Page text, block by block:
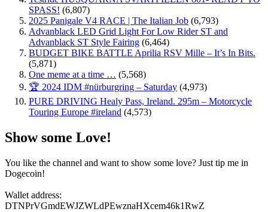
SPASS! (6,807)
2025 Panigale V4 RACE | The Italian Job (6,793)
Advanblack LED Grid Light For Low Rider ST and
Advanblack ST Style Fairing (6,464)
BUDGET BIKE BATTLE Aprilia RSV Mille – It’s In Bits.
(5,871)
One meme at a time … (5,568)
🏆 2024 IDM #nürburgring – Saturday (4,973)
PURE DRIVING Healy Pass, Ireland. 295m – Motorcycle
Touring Europe #ireland (4,573)
Show some Love!
You like the channel and want to show some love? Just tip me in
Dogecoin!
Wallet address:
DTNPrVGmdEWJZWLdPEwznaHXcem46k1RwZ